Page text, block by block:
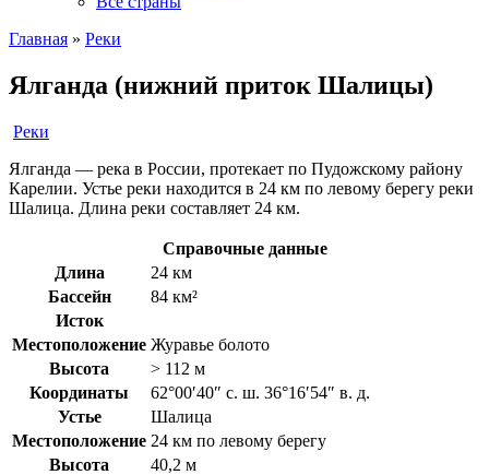
Главная » Реки
Ялганда (нижний приток Шалицы)
Реки
Ялганда — река в России, протекает по Пудожскому району
Карелии. Устье реки находится в 24 км по левому берегу реки
Шалица. Длина реки составляет 24 км.
Справочные данные
Длина
24 км
Бассейн
84 км²
Исток
Местоположение Журавье болото
Высота
> 112 м
Координаты
62°00′40″ с. ш. 36°16′54″ в. д.
Устье
Шалица
Местоположение 24 км по левому берегу
Высота
40,2 м